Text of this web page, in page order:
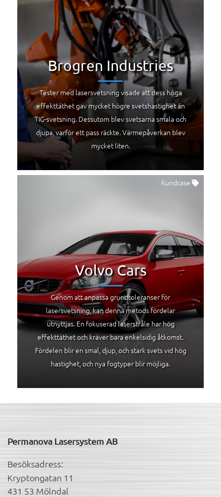
Brogren Industries
Tester med lasersvetsning visade att dess höga
effekttäthet gav mycket högre svetshastighet än
TIG-svetsning. Dessutom blev svetsarna smala och
djupa, varför ett pass räckte. Värmepåverkan blev
mycket liten.
Kundcase
Volvo Cars
Genom att anpassa grundtoleranser för
lasersvetsning, kan denna metods fördelar
utnyttjas. En fokuserad laserstråle har hög
effekttäthet och kräver bara enkelsidig åtkomst.
Fördelen blir en smal, djup, och stark svets vid hög
hastighet, och nya fogtyper blir möjliga.
Permanova Lasersystem AB
Besöksadress:
Kryptongatan 11
431 53 Mölndal